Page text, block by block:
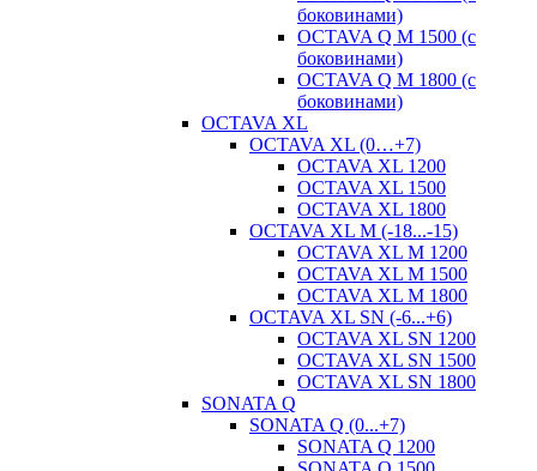
боковинами)
OСTAVA Q M 1500 (с
боковинами)
OСTAVA Q M 1800 (с
боковинами)
OCTAVA XL
OCTAVA XL (0…+7)
OCTAVA XL 1200
OCTAVA XL 1500
OCTAVA XL 1800
OCTAVA XL M (-18...-15)
OCTAVA XL M 1200
OCTAVA XL M 1500
OCTAVA XL M 1800
OCTAVA XL SN (-6...+6)
OCTAVA XL SN 1200
OCTAVA XL SN 1500
OCTAVA XL SN 1800
SONATA Q
SONATA Q (0...+7)
SONATA Q 1200